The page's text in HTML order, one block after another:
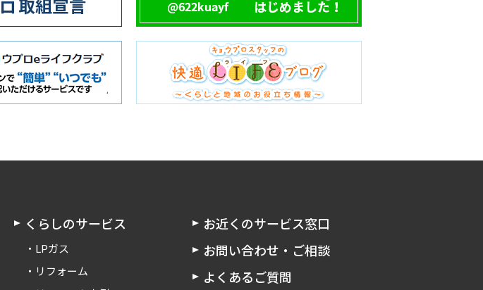
くらしのサービス
LPガス
リフォーム
お近くのサービス窓口
お問い合わせ・ご相談
よくあるご質問